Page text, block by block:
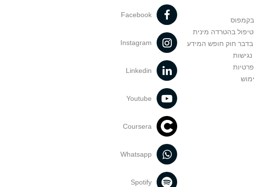
בקמפוס
בהטרדה מינית
בדבר חוק חופש המידע
Facebook
Instagram
Linkedin
Youtube
Coursera
Whatsapp
Spotify